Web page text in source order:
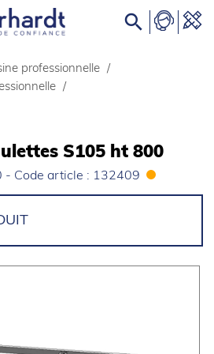

professionnelle /
/
S105 ht 800
- Code article : 132409